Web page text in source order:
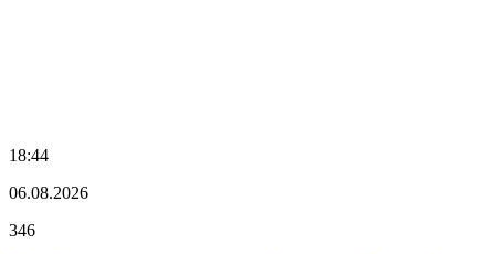
18:44
06.08.2026
346